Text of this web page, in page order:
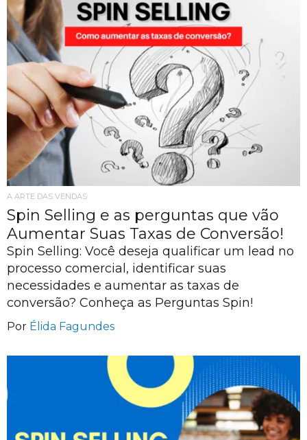
A ARTE DAS VENDAS
Spin Selling e as perguntas que vão
Aumentar Suas Taxas de Conversão!
Spin Selling: Você deseja qualificar um lead no
processo comercial, identificar suas
necessidades e aumentar as taxas de
conversão? Conheça as Perguntas Spin!
Por Élida Fagundes